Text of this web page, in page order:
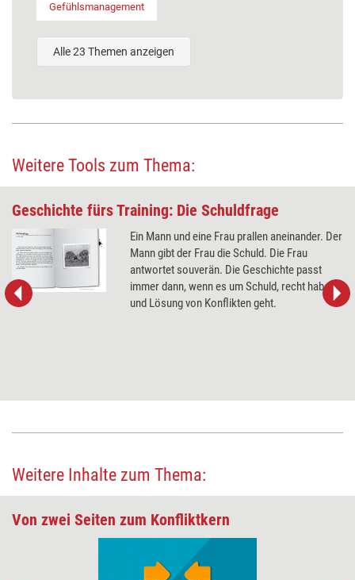
Gefühlsmanagement
Alle 23 Themen anzeigen
Weitere Tools zum Thema:
Geschichte fürs Training: Die Schuldfrage
Ein Mann und eine Frau prallen aneinander. Der
Mann gibt der Frau die Schuld. Die Frau
antwortet souverän. Die Geschichte passt
immer dann, wenn es um Schuld, recht haben
und Lösung von Konflikten geht.
Weitere Inhalte zum Thema:
Von zwei Seiten zum Konfliktkern